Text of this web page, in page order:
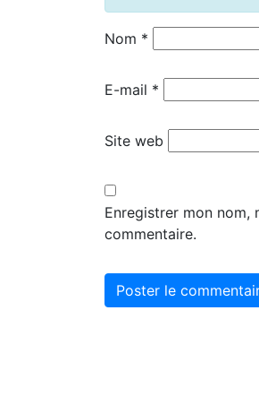
Nom *
E-mail *
Site web
Enregistrer mon nom,
commentaire.